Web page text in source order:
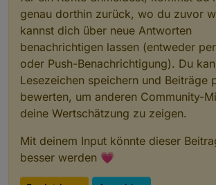
genau dorthin zurück, wo du zuvor
kannst dich über neue Antworten
benachrichtigen lassen (entweder
oder Push-Benachrichtigung). Du
Lesezeichen speichern und Beiträge
bewerten, um anderen Community-
deine Wertschätzung zu zeigen.
Mit deinem Input könnte dieser
besser werden 💗